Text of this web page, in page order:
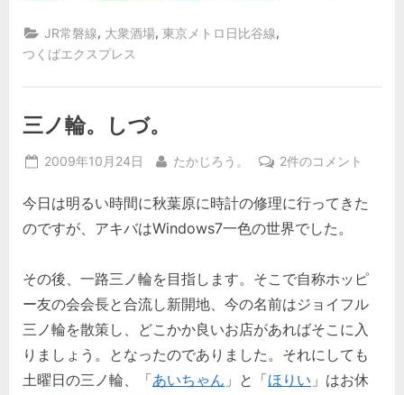
JR常磐線, 大衆酒場,東京メトロ日比谷線,
つくばエクスプレス
三ノ輪。しづ。
Posted
2009年10月24日 By
たかじろう。
三
輪。
し
の
2件のコメント
今日は明るい時間に秋葉原に時計の修理に行ってきた
のですが、アキバはWindows7一色の世界でした。
その後、一路三ノ輪を目指します。そこで自称ホッピ
ー友の会会長と合流し新開地、今の名前はジョイフル
三ノ輪を散策し、どこかか良いお店があればそこに入
りましょう。となったのでありました。それにしても
土曜日の三ノ輪、「あいちゃん 」と「ほりい 」はお休